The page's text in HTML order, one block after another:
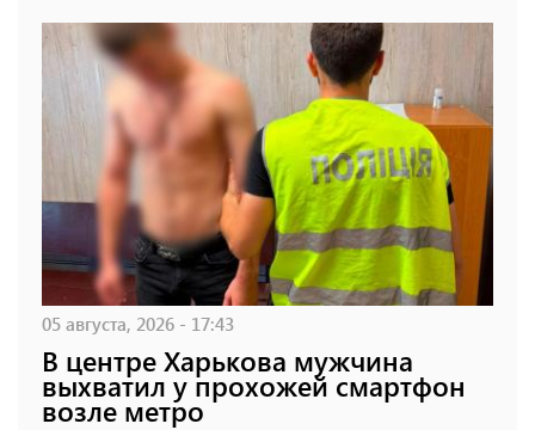
05 августа, 2026 - 17:43
В центре Харькова мужчина
выхватил у прохожей смартфон
возле метро